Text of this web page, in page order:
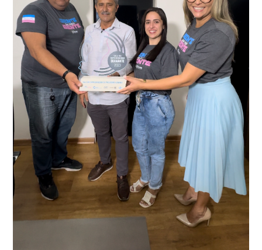
Kennedy, o sistema é integrado com outros municípios
do país, sendo possível a identificação de veículos por
meio do cruzamento de informações, nesse caso
específico, com dados de uma cidade do Estado do Rio
de Janeiro.
“Mais de 100 câmeras foram instaladas na sede e no
interior de Presidente Kennedy, garantindo mais
segurança à população, seja nas ruas, no comércio, os
produtores agropecuários. Estamos no rumo certo,
parabéns a todos os servidores que contribuem para a
segurança da nossa cidade”, destaca o prefeito Dorlei
Fontão.